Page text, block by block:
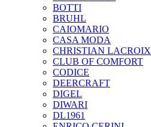
BOTTI
BRUHL
CAIOMARIO
CASA MODA
CHRISTIAN LACROIX
CLUB OF COMFORT
CODICE
DEERCRAFT
DIGEL
DIWARI
DL1961